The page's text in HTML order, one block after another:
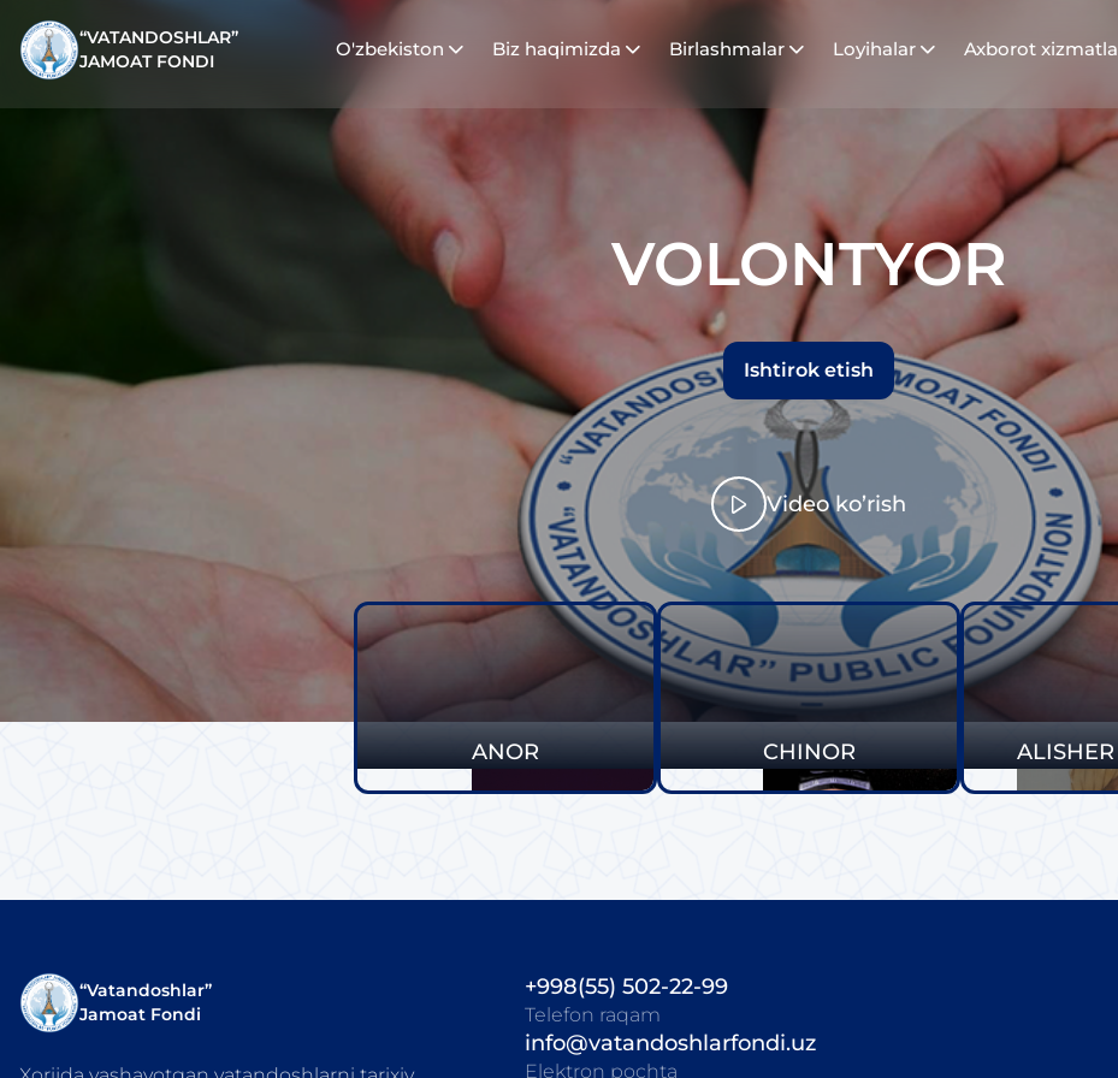
“VATANDOSHLAR”
JAMOAT FONDI
O'zbekiston Biz haqimizda Birlashmalar Loyihalar Axborot
VOLONTYOR
Ishtirok etish
Video ko’rish
ANOR CHINOR
“Vatandoshlar”
Jamoat Fondi
+998(55) 502-22-99
Telefon raqam
info@vatandoshlarfondi.uz
Elektron pochta